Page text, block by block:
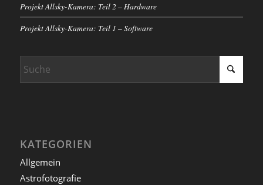
Projekt Allsky-Kamera: Teil 2 – Hardware
Projekt Allsky-Kamera: Teil 1 – Software
KATEGORIEN
Allgemein
Astrofotografie